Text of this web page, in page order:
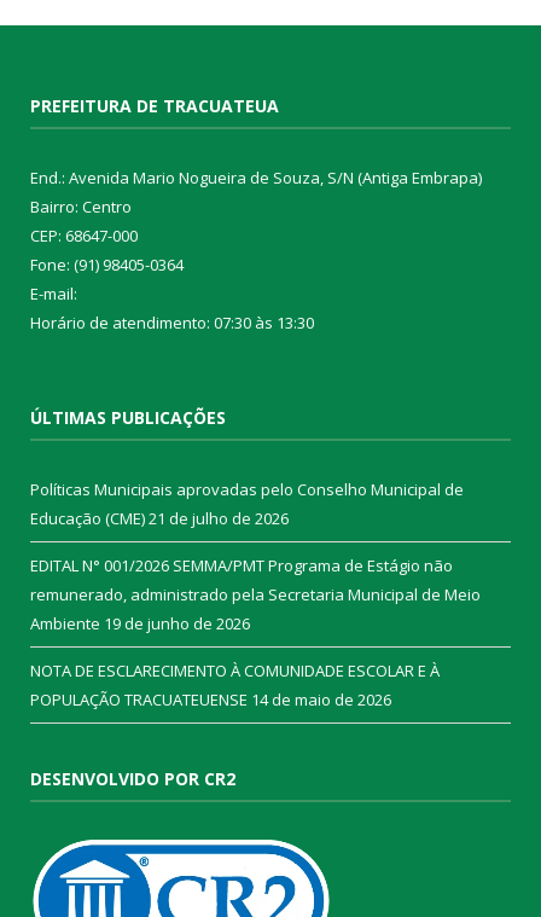
PREFEITURA DE TRACUATEUA
End.: Avenida Mario Nogueira de Souza, S/N (Antiga Embrapa)
Bairro: Centro
CEP: 68647-000
Fone: (91) 98405-0364
E-mail:
Horário de atendimento: 07:30 às 13:30
ÚLTIMAS PUBLICAÇÕES
Políticas Municipais aprovadas pelo Conselho Municipal de
Educação (CME)21 de julho de 2026
EDITAL N° 001/2026 SEMMA/PMT Programa de Estágio não
remunerado, administrado pela Secretaria Municipal de Meio
Ambiente 19 de junho de 2026
NOTA DE ESCLARECIMENTO À COMUNIDADE ESCOLAR E À
POPULAÇÃO TRACUATEUENSE 14 de maio de 2026
DESENVOLVIDO POR CR2